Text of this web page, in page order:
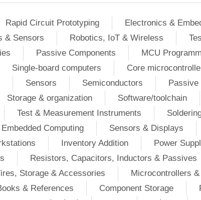
Electronics &
Rapid Circuit Prototyping
Robotics, IoT & Wireless
& Sensors
MCU
Passive Components
Core
Single-board computers
Passive
Semiconductors
Sensors
Software/toolchain
Storage & organization
Test & Measurement Instruments
Sensors & Displays
Computing
Power
Inventory Addition
Resistors, Capacitors, Inductors & Passives
Microcontrollers
Storage & Accessories
Component Storage
& References